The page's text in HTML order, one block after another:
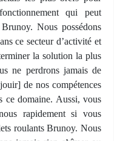
qui peut
Nous possédons
ce secteur d’activité et
la solution la plus
ne perdrons jamais de
de nos compétences
ce domaine. Aussi, vous
rapidement si vous
roulants Brunoy. Nous